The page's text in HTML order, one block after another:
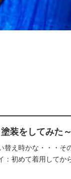
装をしてみた～
え時かな・・・
初めて着用してか